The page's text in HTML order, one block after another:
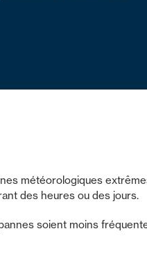
météorologiques
des heures ou des jours.
soient moins